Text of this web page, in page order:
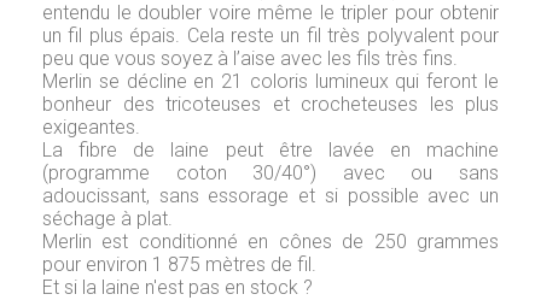
entendu le doubler voire même le tripler pour obtenir
un fil plus épais. Cela reste un fil très polyvalent pour
peu que vous soyez à l’aise avec les fils très fins.
Merlin se décline en 21 coloris lumineux qui feront le
bonheur des tricoteuses et crocheteuses les plus
exigeantes.
La fibre de laine peut être lavée en machine
(programme coton 30/40°) avec ou sans
adoucissant, sans essorage et si possible avec un
séchage à plat.
Merlin est conditionné en cônes de 250 grammes
pour environ 1 875 mètres de fil.
Et si la laine n'est pas en stock ?